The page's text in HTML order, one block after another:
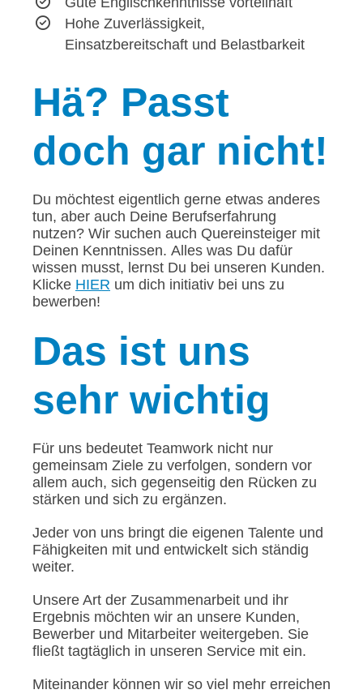
Hohe Zuverlässigkeit,
Einsatzbereitschaft und Belastbarkeit
Hä? Passt
doch gar nicht!
Du möchtest eigentlich gerne etwas anderes
tun, aber auch Deine Berufserfahrung
nutzen? Wir suchen auch Quereinsteiger mit
Deinen Kenntnissen. Alles was Du dafür
wissen musst, lernst Du bei unseren Kunden.
Klicke HIER um dich initiativ bei uns zu
bewerben!
Das ist uns
sehr wichtig
Für uns bedeutet Teamwork nicht nur
gemeinsam Ziele zu verfolgen, sondern vor
allem auch, sich gegenseitig den Rücken zu
stärken und sich zu ergänzen.
Jeder von uns bringt die eigenen Talente und
Fähigkeiten mit und entwickelt sich ständig
weiter.
Unsere Art der Zusammenarbeit und ihr
Ergebnis möchten wir an unsere Kunden,
Bewerber und Mitarbeiter weitergeben. Sie
fließt tagtäglich in unseren Service mit ein.
Miteinander können wir so viel mehr erreichen